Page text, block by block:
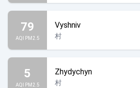
79
AQI PM2.5
Vyshniv
村
5
AQI PM2.5
Zhydychyn
村